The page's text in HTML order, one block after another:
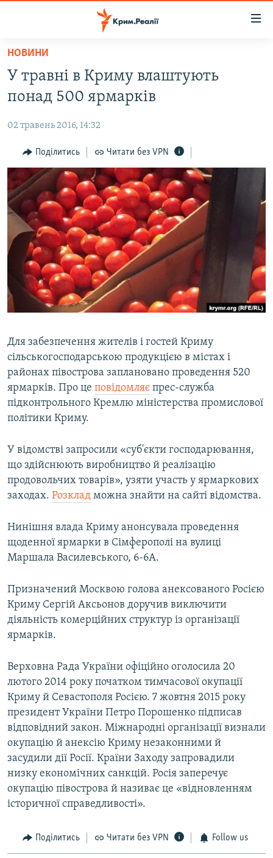
Перейти
основного
матеріалу
до
навігації
Перейти
до
пошуку
ВОДА.КРИМ
ПОЛІТИКА
БЛОГИ
ПОГЛЯД
ІНТЕРВ'Ю
ВСЕ ЗА ДЕНЬ
СПЕЦПРОЕКТИ
ДЕПОРТАЦІЯ
ВІДЕОУРОКИ «ELIFBE»
СВІДЧЕННЯ ОКУПАЦІЇ
ЯК ОБІЙТИ БЛОКУВАННЯ
Русский
Qırımtatar
ДОЛУЧАЙСЯ!
Усі сайти RFE/RL
НОВИНИ
У травні в Криму влаштують
понад 500 ярмарків
02 травень 2016, 14:32
Поділитись Читати без VPN
Для забезпечення жителів і гостей Криму
сільськогосподарською продукцією в містах і
районах півострова заплановано проведення 520
ярмарків. Про це повідомляє прес-служба
підконтрольного Кремлю міністерства промислової
політики Криму.
У відомстві запросили «суб'єкти господарювання,
що здійснюють виробництво й реалізацію
продовольчих товарів», узяти участь у ярмаркових
заходах. Розклад можна знайти на сайті відомства.
Нинішня влада Криму анонсувала проведення
щоденної ярмарки в Сімферополі на вулиці
Маршала Василевського, 6-6А.
Призначений Москвою голова анексованого Росією
Криму Сергій Аксьонов доручив виключити
діяльність комерційних структур із організації
ярмарків.
Верховна Рада України офіційно оголосила 20
лютого 2014 року початком тимчасової окупації
Криму й Севастополя Росією. 7 жовтня 2015 року
президент України Петро Порошенко підписав
відповідний закон. Міжнародні організації визнали
окупацію й анексію Криму незаконними й
засудили дії Росії. Країни Заходу запровадили
низку економічних санкцій. Росія заперечує
окупацію півострова й називає це «відновленням
історичної справедливості».
Поділитись Читати без VPN Follow us